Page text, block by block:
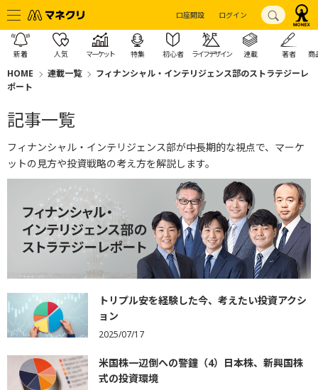
口座開設 ログイン
新着 人気 マーケット 特集 初心者 ライフデザイン 連載 著者 商
HOME 連載一覧
フィナンシャル・インテリジェンス部のストラテジーレ
ポート
記事一覧
フィナンシャル・インテリジェンス部が中長期的な視点で、マーケ
ットの見方や投資戦略の考え方を解説します。
トリプル安を経験した今、考えたい投資アクシ
ョン
2025/07/17
米国株一辺倒への警鐘（4）日本株、新興国株
式の投資環境